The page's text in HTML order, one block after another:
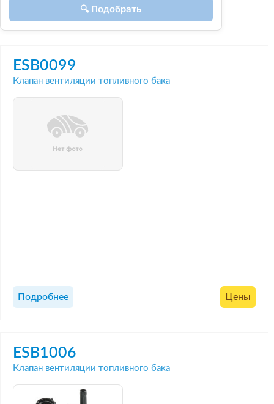
🔍 Подобрать
ESB0099
Клапан вентиляции топливного бака
Подробнее Цены
ESB1006
Клапан вентиляции топливного бака